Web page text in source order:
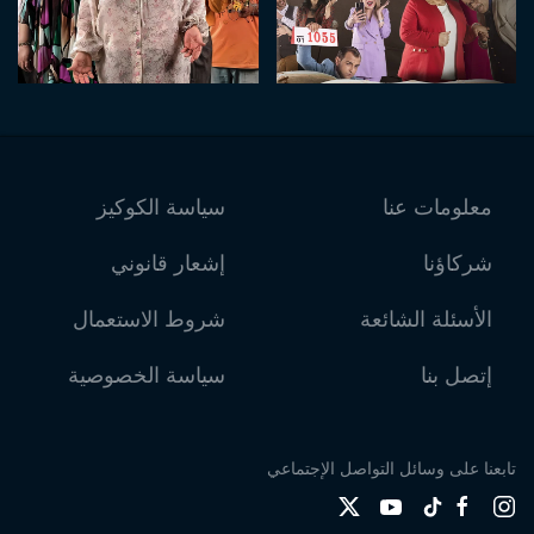
معلومات عنا
شركاؤنا
الأسئلة الشائعة
إتصل بنا
سياسة الكوكيز
إشعار قانوني
شروط الاستعمال
سياسة الخصوصية
تابعنا على وسائل التواصل الإجتماعي